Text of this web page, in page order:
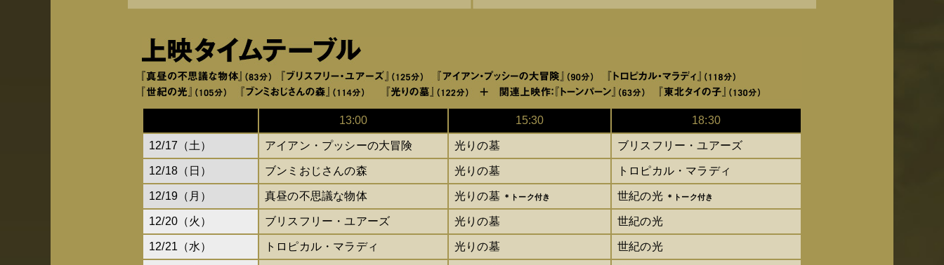
13:00 15:30 18:30
12/17（土） アイアン・プッシーの大冒険 光りの墓 ブリスフリー・ユアーズ
12/18（日） ブンミおじさんの森 光りの墓 トロピカル・マラディ
12/19（月） 真昼の不思議な物体 光りの墓 ＊トーク付き 世紀の光 ＊トーク付き
12/20（火） ブリスフリー・ユアーズ 光りの墓 世紀の光
12/21（水） トロピカル・マラディ 光りの墓 世紀の光